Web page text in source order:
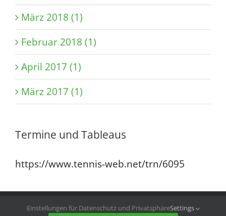
März 2018 (1)
Februar 2018 (1)
April 2017 (1)
März 2017 (1)
Termine und Tableaus
https://www.tennis-web.net/trn/6095
© TVN Bezirk 4 |Impressum|Datenschutz
Einstellungen für Datenschutz und PrivatsphäreSettings